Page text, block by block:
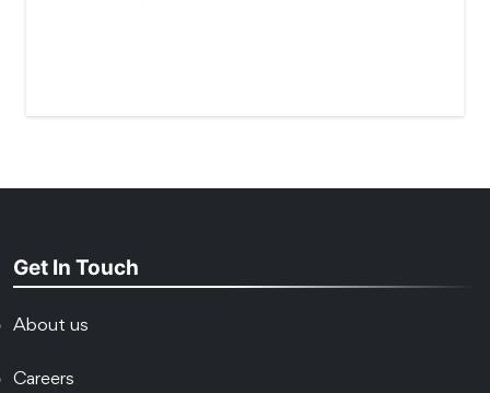
Get In Touch
About us
Careers